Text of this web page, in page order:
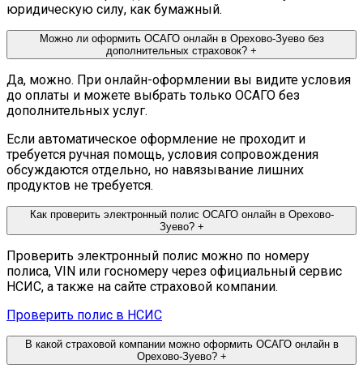
юридическую силу, как бумажный.
Можно ли оформить ОСАГО онлайн в Орехово-Зуево без
дополнительных страховок? +
Да, можно. При онлайн-оформлении вы видите условия
до оплаты и можете выбрать только ОСАГО без
дополнительных услуг.
Если автоматическое оформление не проходит и
требуется ручная помощь, условия сопровождения
обсуждаются отдельно, но навязывание лишних
продуктов не требуется.
Как проверить электронный полис ОСАГО онлайн в Орехово-
Зуево? +
Проверить электронный полис можно по номеру
полиса, VIN или госномеру через официальный сервис
НСИС, а также на сайте страховой компании.
Проверить полис в НСИС
В какой страховой компании можно оформить ОСАГО онлайн в
Орехово-Зуево? +